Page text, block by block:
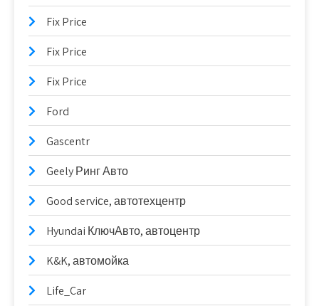
Fix Price
Fix Price
Fix Price
Ford
Gascentr
Geely Ринг Авто
Good serviсe, автотехцентр
Hyundai КлючАвто, автоцентр
K&K, автомойка
Life_Car